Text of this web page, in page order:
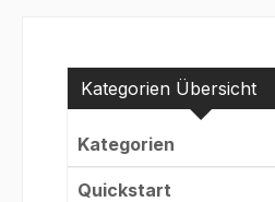
Kategorien Übersicht
Kategorien
Quickstart